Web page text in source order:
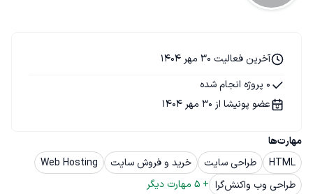
مهارت‌ها
HTML
طراحی سایت خرید و فروش سایت
Web Hosting
طراحی وب واکنش‌گرا
+
5 مهارت دیگر
آخرین فعالیت 30 مهر 1404
0 پروژه انجام شده
عضو پونیشا از 30 مهر 1404